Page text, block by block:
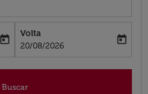
aria-label
today
Volta
fc-booking-return-date-aria-label
20/08/2026
today
Buscar